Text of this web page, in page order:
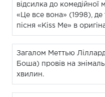
відсилка до комедійної
«Це все вона» (1998), де
пісня «Kiss Me» в
Загалом Меттью Ліллард
Боша) провів на
хвилин.